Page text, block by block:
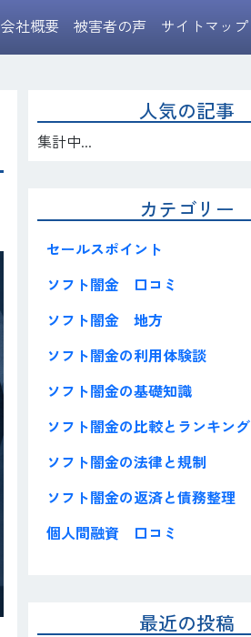
会社概要 被害者の声 サイトマップ
人気の記事
集計中...
カテゴリー
セールスポイント
ソフト闇金 口コミ
ソフト闇金 地方
ソフト闇金の利用体験談
ソフト闇金の基礎知識
ソフト闇金の比較とランキング
ソフト闇金の法律と規制
ソフト闇金の返済と債務整理
個人間融資 口コミ
最近の投稿